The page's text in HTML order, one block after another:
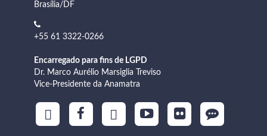
Brasília/DF
+55 61 3322-0266
Encarregado para fins de LGPD
Dr. Marco Aurélio Marsiglia Treviso
Vice-Presidente da Anamatra